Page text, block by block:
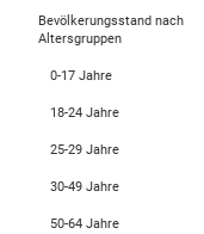
Bevölkerungsstand nach
Altersgruppen
0-17 Jahre
18-24 Jahre
25-29 Jahre
30-49 Jahre
50-64 Jahre